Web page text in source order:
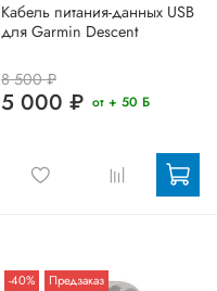
Кабель питания-данных USB
для Garmin Descent
8 500 ₽
5 000 ₽ от + 50 Б
-40% Предзаказ